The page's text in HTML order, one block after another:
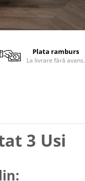
Plata ramburs
La livrare fără avans.
3 Usi